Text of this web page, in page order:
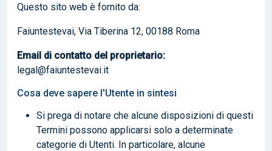
Questo sito web è fornito da:
Faiuntestevai, Via Tiberina 12, 00188 Roma
Email di contatto del proprietario:
legal@faiuntestevai.it
Cosa deve sapere l'Utente in sintesi
Si prega di notare che alcune disposizioni di questi
Termini possono applicarsi solo a determinate
categorie di Utenti. In particolare, alcune